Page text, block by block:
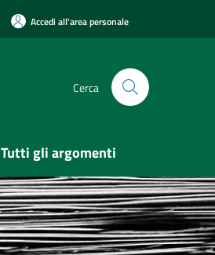
Accedi all'area personale
Cerca
Tutti gli argomenti